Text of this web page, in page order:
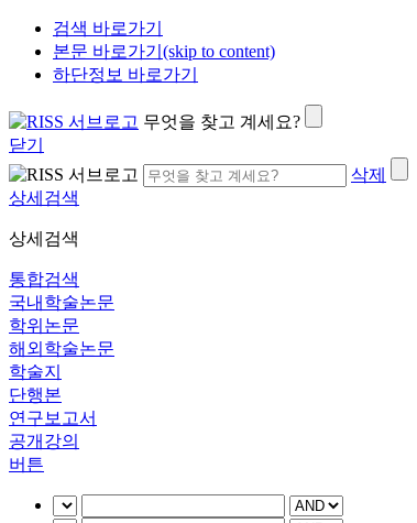
검색 바로가기
본문 바로가기(skip to content)
하단정보 바로가기
무엇을 찾고 계세요?
닫기
삭제
상세검색
상세검색
통합검색
국내학술논문
학위논문
해외학술논문
학술지
단행본
연구보고서
공개강의
버튼